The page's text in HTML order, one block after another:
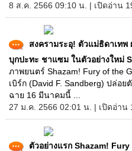
8 ส.ค. 2566 09:10 น. | เปิดอ่าน
สงครามระอุ! ตัวแม่ธิดาเทพ
บุกปะทะ ชาแซม ในตัวอย่างใหม่
ภาพยนตร์ Shazam! Fury of the
เบิร์ก (David F. Sandberg) ปล่อ
ฉาย 16 มีนาคมนี้ ...
27 ม.ค. 2566 02:01 น. | เปิดอ่าน
ตัวอย่างแรก Shazam!